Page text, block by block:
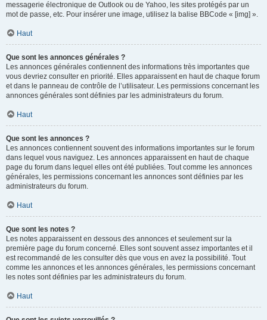
messagerie électronique de Outlook ou de Yahoo, les sites protégés par un
mot de passe, etc. Pour insérer une image, utilisez la balise BBCode « [img] ».
Haut
Que sont les annonces générales ?
Les annonces générales contiennent des informations très importantes que
vous devriez consulter en priorité. Elles apparaissent en haut de chaque forum
et dans le panneau de contrôle de l’utilisateur. Les permissions concernant les
annonces générales sont définies par les administrateurs du forum.
Haut
Que sont les annonces ?
Les annonces contiennent souvent des informations importantes sur le forum
dans lequel vous naviguez. Les annonces apparaissent en haut de chaque
page du forum dans lequel elles ont été publiées. Tout comme les annonces
générales, les permissions concernant les annonces sont définies par les
administrateurs du forum.
Haut
Que sont les notes ?
Les notes apparaissent en dessous des annonces et seulement sur la
première page du forum concerné. Elles sont souvent assez importantes et il
est recommandé de les consulter dès que vous en avez la possibilité. Tout
comme les annonces et les annonces générales, les permissions concernant
les notes sont définies par les administrateurs du forum.
Haut